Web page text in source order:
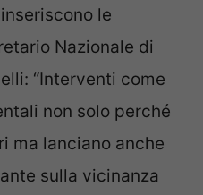
le
Nazionale di
“Interventi come
non solo perché
ma lanciano anche
sulla vicinanza